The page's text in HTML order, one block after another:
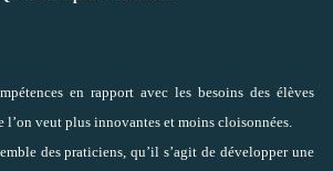
en rapport avec les besoins des élèves
l’on veut plus innovantes et moins cloisonnées.
des praticiens, qu’il s’agit de développer une